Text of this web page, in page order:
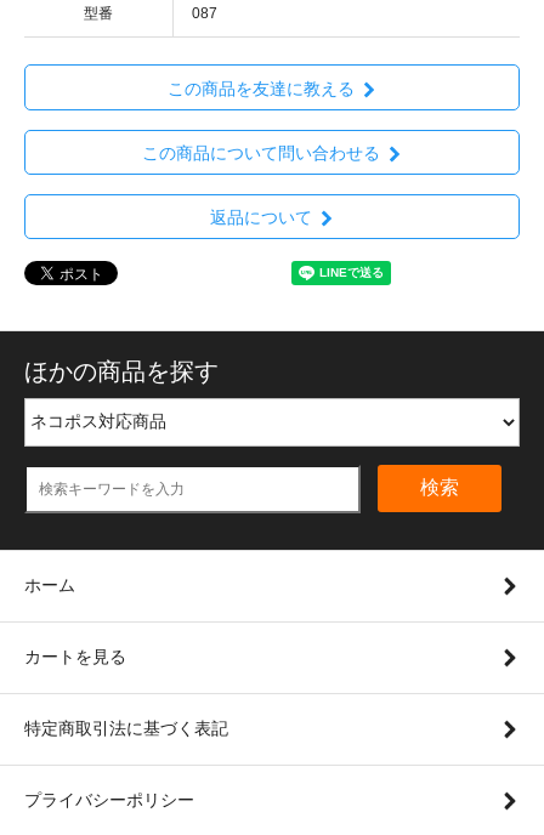
型番 087
この商品を友達に教える
この商品について問い合わせる
返品について
ほかの商品を探す
検索
ホーム
カートを見る
特定商取引法に基づく表記
プライバシーポリシー